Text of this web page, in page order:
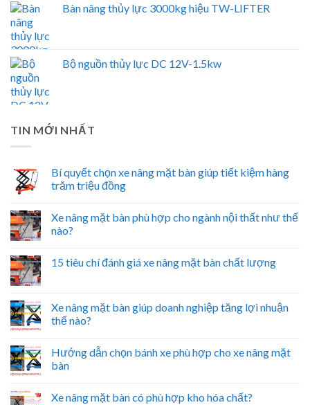
Bàn nâng thủy lực 3000kg hiệu TW-LIFTER
Bộ nguồn thủy lực DC 12V-1.5kw
TIN MỚI NHẤT
Bí quyết chọn xe nâng mặt bàn giúp tiết kiệm hàng
trăm triệu đồng
Xe nâng mặt bàn phù hợp cho ngành nội thất như thế
nào?
15 tiêu chí đánh giá xe nâng mặt bàn chất lượng
Xe nâng mặt bàn giúp doanh nghiệp tăng lợi nhuận
thế nào?
Hướng dẫn chọn bánh xe phù hợp cho xe nâng mặt
bàn
Xe nâng mặt bàn có phù hợp kho hóa chất?